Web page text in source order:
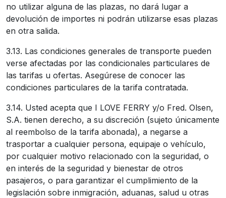
no utilizar alguna de las plazas, no dará lugar a
devolución de importes ni podrán utilizarse esas plazas
en otra salida.
3.13. Las condiciones generales de transporte pueden
verse afectadas por las condicionales particulares de
las tarifas u ofertas. Asegúrese de conocer las
condiciones particulares de la tarifa contratada.
3.14. Usted acepta que I LOVE FERRY y/o Fred. Olsen,
S.A. tienen derecho, a su discreción (sujeto únicamente
al reembolso de la tarifa abonada), a negarse a
trasportar a cualquier persona, equipaje o vehículo,
por cualquier motivo relacionado con la seguridad, o
en interés de la seguridad y bienestar de otros
pasajeros, o para garantizar el cumplimiento de la
legislación sobre inmigración, aduanas, salud u otras